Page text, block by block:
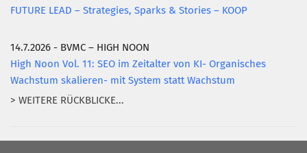
FUTURE LEAD – Strategies, Sparks & Stories – KOOP
14.7.2026 - BVMC – HIGH NOON
High Noon Vol. 11: SEO im Zeitalter von KI- Organisches
Wachstum skalieren- mit System statt Wachstum
> WEITERE RÜCKBLICKE...